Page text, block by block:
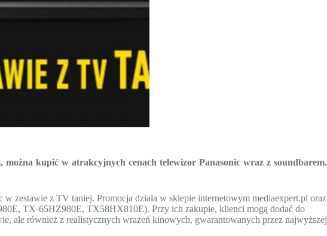
kupić w atrakcyjnych cenach telewizor Panasonic wraz z soundbarem.
zestawie z TV taniej. Promocja działa w sklepie internetowym mediaexpert.pl oraz
TX-65HZ980E, TX58HX810E). Przy ich zakupie, klienci mogą dodać do
ale również z realistycznych wrażeń kinowych, gwarantowanych przez najwyższej